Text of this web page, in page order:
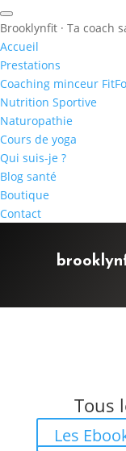
Brooklynfit · Ta coach
Accueil
Prestations
Coaching minceur
Nutrition Sportive
Naturopathie
Cours de yoga
Qui suis-je ?
Blog santé
Boutique
Contact
Tous
Les